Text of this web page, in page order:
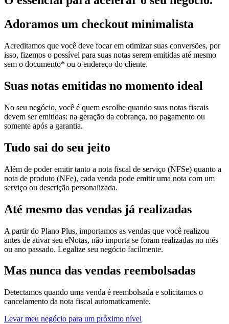
Adoramos um checkout minimalista
Acreditamos que você deve focar em otimizar suas conversões, por
isso, fizemos o possível para suas notas serem emitidas até mesmo
sem o documento* ou o endereço do cliente.
Suas notas emitidas no momento ideal
No seu negócio, você é quem escolhe quando suas notas fiscais
devem ser emitidas: na geração da cobrança, no pagamento ou
somente após a garantia.
Tudo sai do seu jeito
Além de poder emitir tanto a nota fiscal de serviço (NFSe) quanto a
nota de produto (NFe), cada venda pode emitir uma nota com um
serviço ou descrição personalizada.
Até mesmo das vendas já realizadas
A partir do Plano Plus, importamos as vendas que você realizou
antes de ativar seu eNotas, não importa se foram realizadas no mês
ou ano passado. Legalize seu negócio facilmente.
Mas nunca das vendas reembolsadas
Detectamos quando uma venda é reembolsada e solicitamos o
cancelamento da nota fiscal automaticamente.
Levar meu negócio para um próximo nível